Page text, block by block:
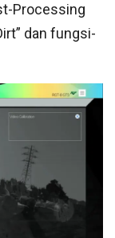
Processing
dan fungsi-